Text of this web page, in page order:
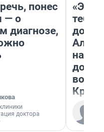
понес
— о
диагнозе,
доктора
«Эй,
на